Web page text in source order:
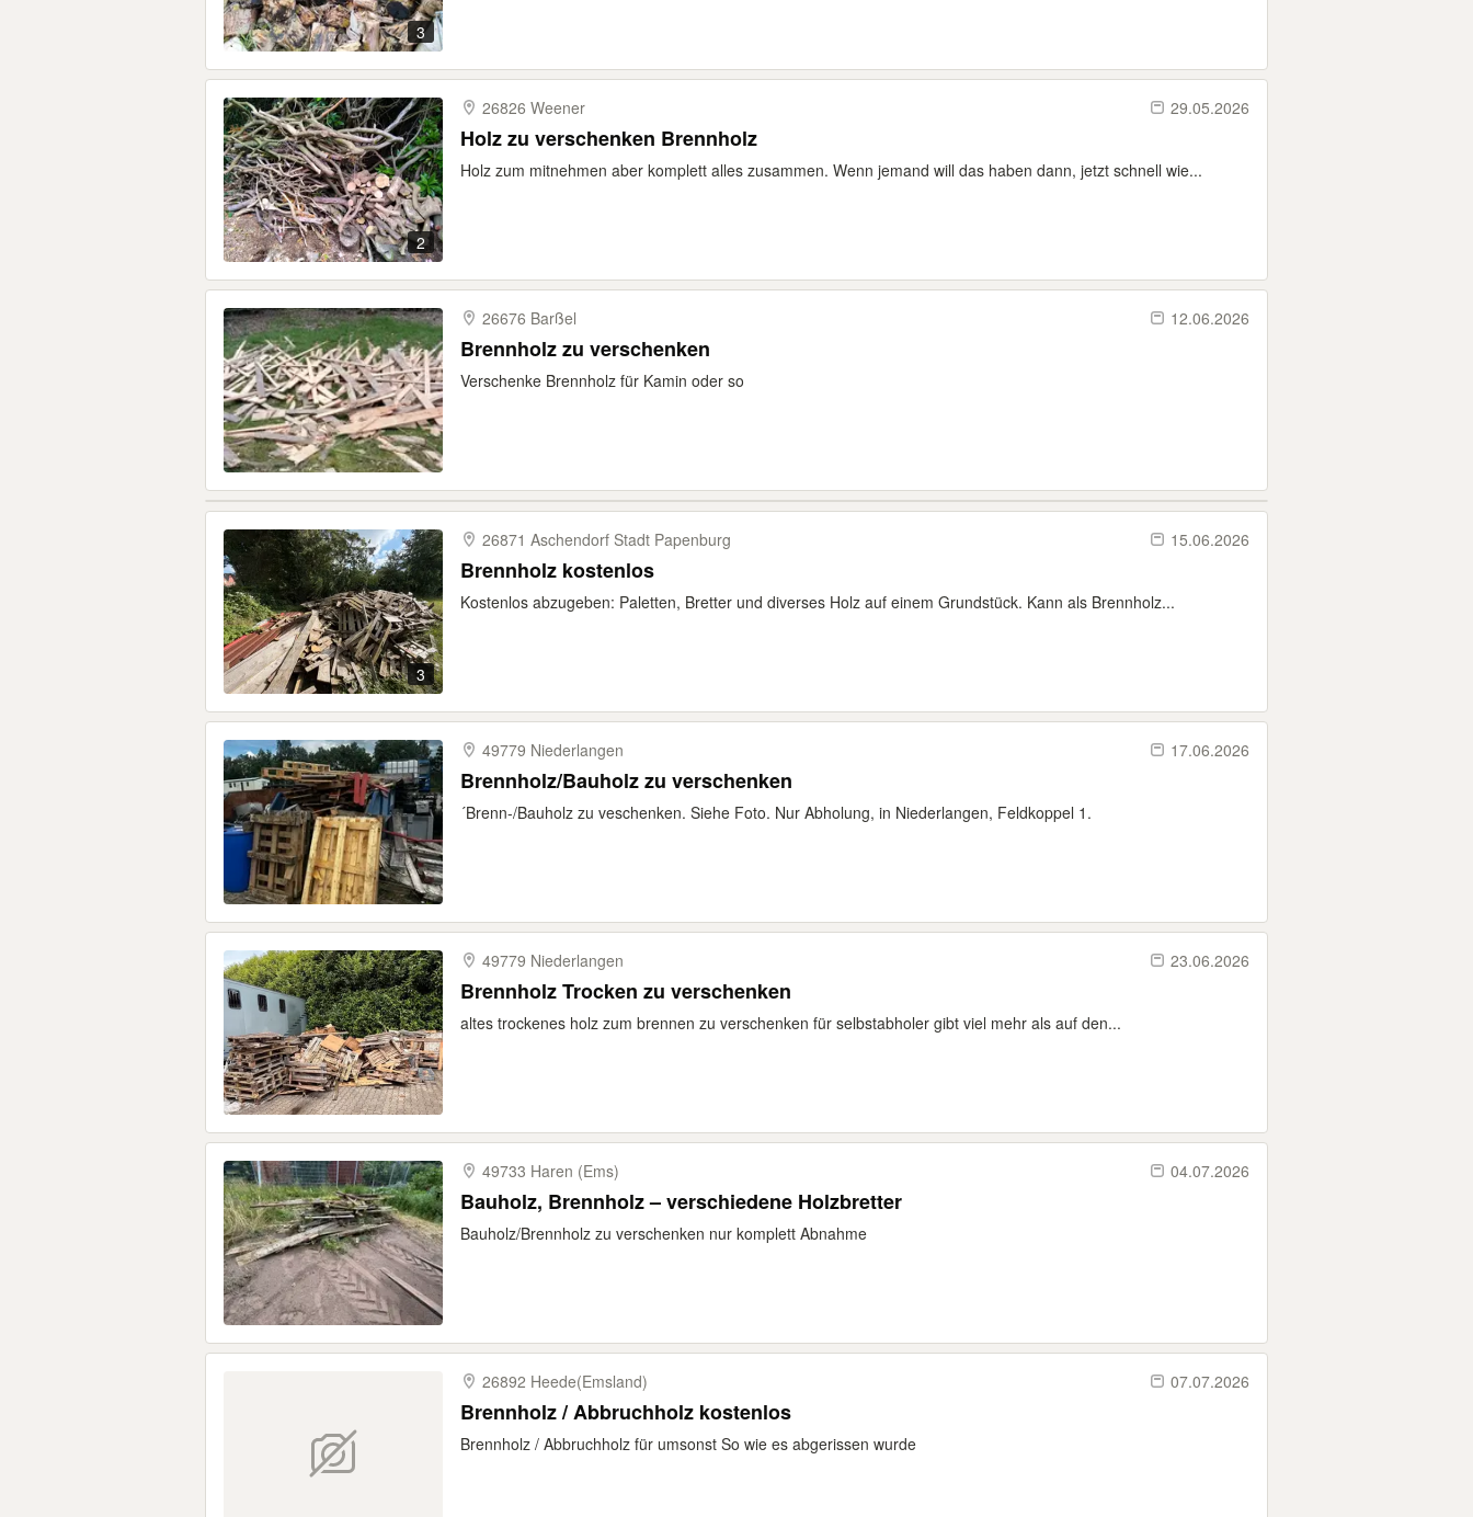
3
2
26826 Weener 29.05.2026
Holz zu verschenken Brennholz
Holz zum mitnehmen aber komplett alles zusammen. Wenn jemand will das haben dann, jetzt schnell wie...
26676 Barßel 12.06.2026
Brennholz zu verschenken
Verschenke Brennholz für Kamin oder so
3
26871 Aschendorf Stadt Papenburg 15.06.2026
Brennholz kostenlos
Kostenlos abzugeben: Paletten, Bretter und diverses Holz auf einem Grundstück. Kann als Brennholz...
49779 Niederlangen 17.06.2026
Brennholz/Bauholz zu verschenken
´Brenn-/Bauholz zu veschenken. Siehe Foto. Nur Abholung, in Niederlangen, Feldkoppel 1.
49779 Niederlangen 23.06.2026
Brennholz Trocken zu verschenken
altes trockenes holz zum brennen zu verschenken für selbstabholer gibt viel mehr als auf den...
49733 Haren (Ems) 04.07.2026
Bauholz, Brennholz – verschiedene Holzbretter
Bauholz/Brennholz zu verschenken nur komplett Abnahme
26892 Heede(Emsland) 07.07.2026
Brennholz / Abbruchholz kostenlos
Brennholz / Abbruchholz für umsonst So wie es abgerissen wurde